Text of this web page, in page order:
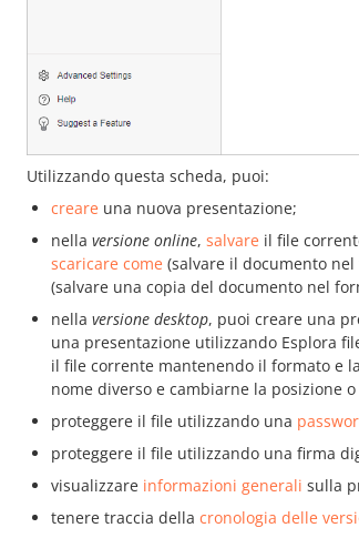
Utilizzando questa scheda, puoi:
creare una nuova presentazione;
nella versione online, salvare il file
scaricare come (salvare il documento
(salvare una copia del documento nel
nella versione desktop, puoi creare una
una presentazione utilizzando Esplora
il file corrente mantenendo il formato e
nome diverso e cambiarne la posizione
proteggere il file utilizzando una
proteggere il file utilizzando una firma
visualizzare informazioni generali sulla
tenere traccia della cronologia delle